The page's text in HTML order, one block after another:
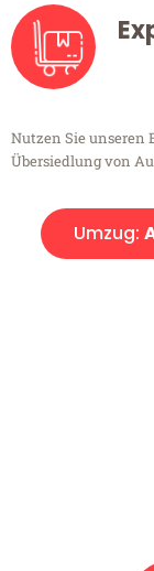
Nutzen Sie unseren
Übersiedlung von
Umzug: